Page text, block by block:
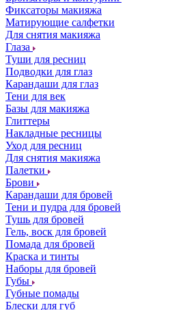
Фиксаторы макияжа
Матирующие салфетки
Для снятия макияжа
Глаза
Туши для ресниц
Подводки для глаз
Карандаши для глаз
Тени для век
Базы для макияжа
Глиттеры
Накладные ресницы
Уход для ресниц
Для снятия макияжа
Палетки
Брови
Карандаши для бровей
Тени и пудра для бровей
Тушь для бровей
Гель, воск для бровей
Помада для бровей
Краска и тинты
Наборы для бровей
Губы
Губные помады
Блески для губ